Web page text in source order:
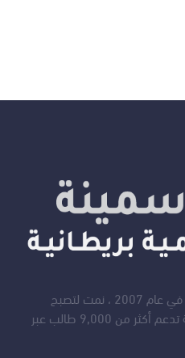
من منشأة واحدة تضم 247 طالبًا في عام 2007 ، نمت لتصبح
مؤسسة ذات معايير تعليمية عالية تدعم أكثر من 9,000 طالب عبر